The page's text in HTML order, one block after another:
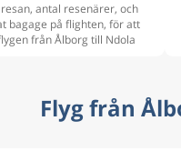
antal resenärer, och
bagage på flighten, för att
från Ålborg till Ndola
Flyg från